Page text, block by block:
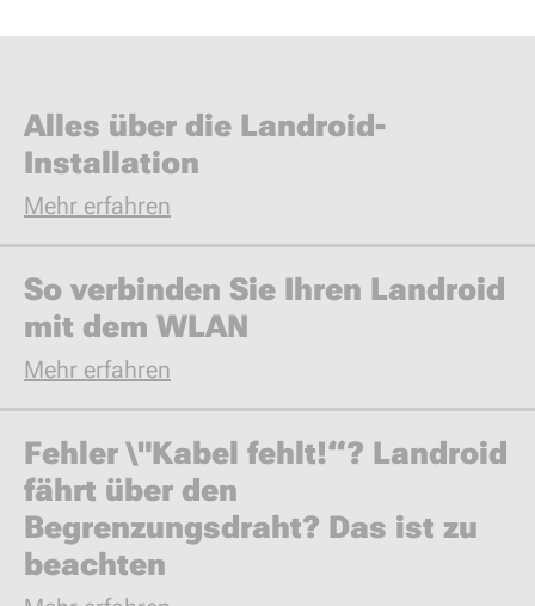
Alles über die Landroid-
Installation
Mehr erfahren
So verbinden Sie Ihren Landroid
mit dem WLAN
Mehr erfahren
Fehler \"Kabel fehlt!“? Landroid
fährt über den
Begrenzungsdraht? Das ist zu
beachten